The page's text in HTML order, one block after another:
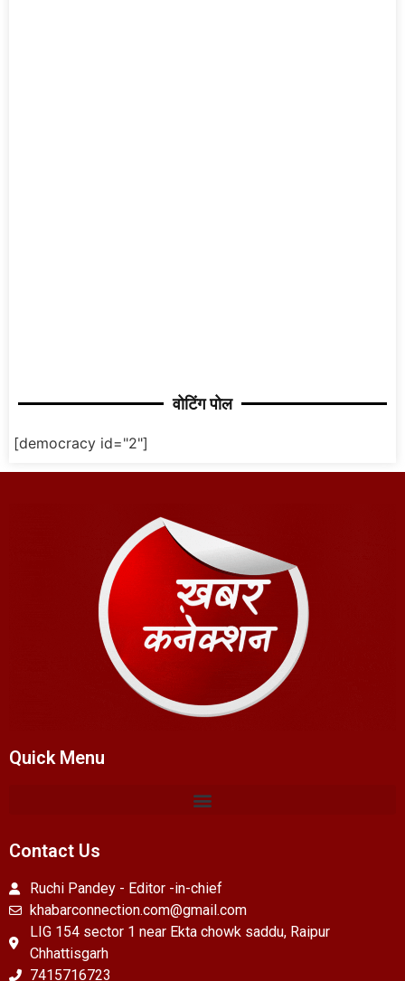
वोटिंग पोल
[democracy id="2"]
Quick Menu
Contact Us
Ruchi Pandey - Editor -in-chief
khabarconnection.com@gmail.com
LIG 154 sector 1 near Ekta chowk saddu, Raipur
Chhattisgarh
7415716723